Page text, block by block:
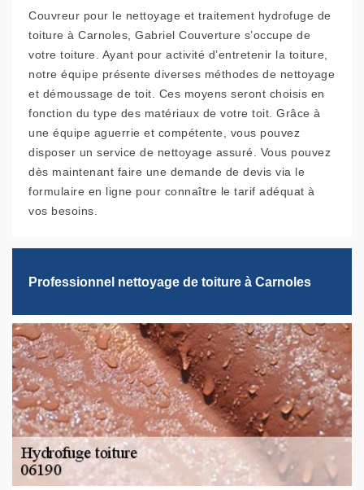
Couvreur pour le nettoyage et traitement hydrofuge de
toiture à Carnoles, Gabriel Couverture s’occupe de
votre toiture. Ayant pour activité d’entretenir la toiture,
notre équipe présente diverses méthodes de nettoyage
et démoussage de toit. Ces moyens seront choisis en
fonction du type des matériaux de votre toit. Grâce à
une équipe aguerrie et compétente, vous pouvez
disposer un service de nettoyage assuré. Vous pouvez
dès maintenant faire une demande de devis via le
formulaire en ligne pour connaître le tarif adéquat à
vos besoins.
Professionnel nettoyage de toiture à Carnoles